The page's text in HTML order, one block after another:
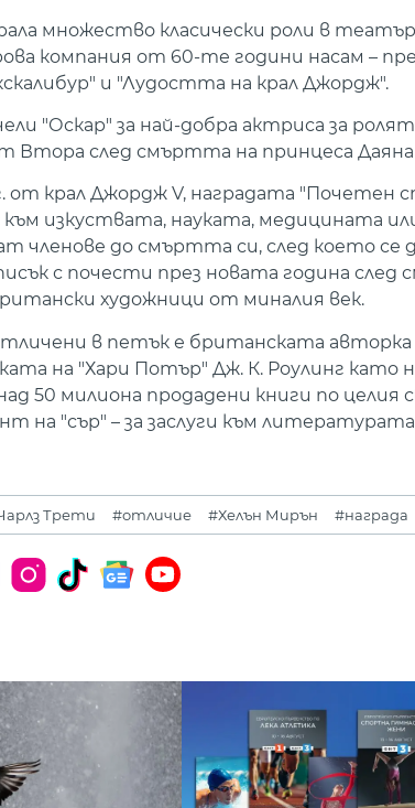
множество класически роли в
компания от 60-те години насам –
и "Лудостта на крал Джордж".
"Оскар" за най-добра актриса за
Втора след смъртта на принцеса Даяна
от крал Джордж V, наградата "Почетен
изкуствата, науката, медицината
членове до смъртта си, след което
с почести през новата година
художници от миналия век.
в петък е британската авторка
на "Хари Потър" Дж. К. Роулинг
50 милиона продадени книги по
на "сър" – за заслуги към
Трети #отличие #Хелън Мирън #награда